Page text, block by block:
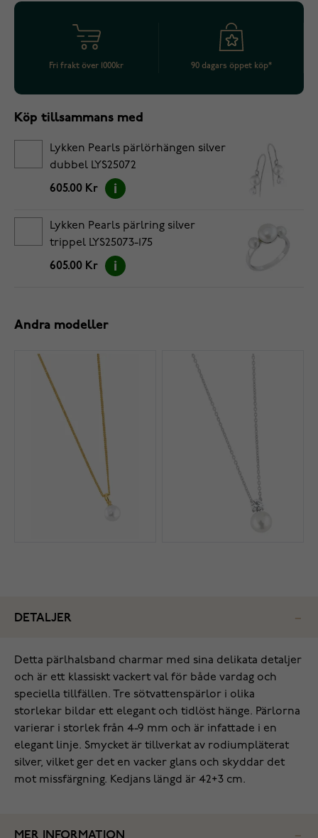
Fri frakt över 1000kr 90 dagars öppet köp*
Köp tillsammans med
Lykken Pearls pärlörhängen silver
dubbel LYS25072
605.00 Kr
Lykken Pearls pärlring silver
trippel LYS25073-175
605.00 Kr
Andra modeller
DETALJER
Detta pärlhalsband charmar med sina delikata detaljer
och är ett klassiskt vackert val för både vardag och
speciella tillfällen. Tre sötvattenspärlor i olika
storlekar bildar ett elegant och tidlöst hänge. Pärlorna
varierar i storlek från 4-9 mm och är infattade i en
elegant linje. Smycket är tillverkat av rodiumpläterat
silver, vilket ger det en vacker glans och skyddar det
mot missfärgning. Kedjans längd är 42+3 cm.